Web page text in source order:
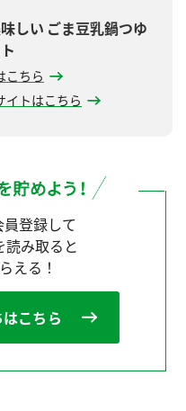
しい ごま豆乳鍋つゆ
こちら
イトはこちら
員登録して
読み取ると
える！
こちら